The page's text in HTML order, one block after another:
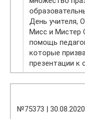
День учителя,
Мисс и Мистер
помощь
которые
презентации к
№75373 |